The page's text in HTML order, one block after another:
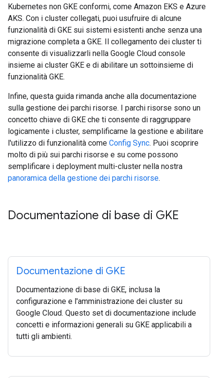
Kubernetes non GKE conformi, come Amazon EKS e Azure
AKS. Con i cluster collegati, puoi usufruire di alcune
funzionalità di GKE sui sistemi esistenti anche senza una
migrazione completa a GKE. Il collegamento dei cluster ti
consente di visualizzarli nella Google Cloud console
insieme ai cluster GKE e di abilitare un sottoinsieme di
funzionalità GKE.
Infine, questa guida rimanda anche alla documentazione
sulla gestione dei parchi risorse. I parchi risorse sono un
concetto chiave di GKE che ti consente di raggruppare
logicamente i cluster, semplificarne la gestione e abilitare
l'utilizzo di funzionalità come Config Sync. Puoi scoprire
molto di più sui parchi risorse e su come possono
semplificare i deployment multi-cluster nella nostra
panoramica della gestione dei parchi risorse.
Documentazione di base di GKE
Documentazione di GKE
Documentazione di base di GKE, inclusa la
configurazione e l'amministrazione dei cluster su
Google Cloud. Questo set di documentazione include
concetti e informazioni generali su GKE applicabili a
tutti gli ambienti.